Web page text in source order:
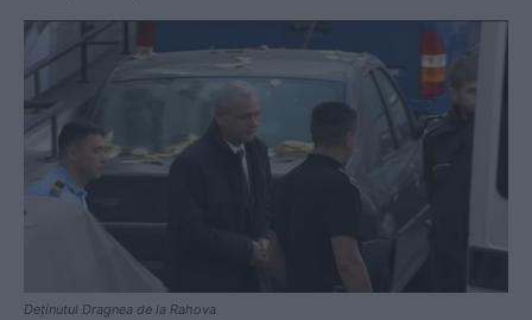
Deținutul Dragnea de la Rahova